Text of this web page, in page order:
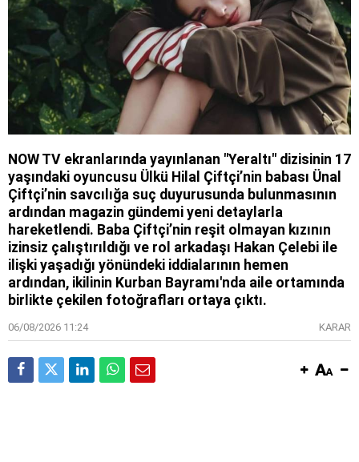
NOW TV ekranlarında yayınlanan "Yeraltı" dizisinin 17
yaşındaki oyuncusu Ülkü Hilal Çiftçi’nin babası Ünal
Çiftçi’nin savcılığa suç duyurusunda bulunmasının
ardından magazin gündemi yeni detaylarla
hareketlendi. Baba Çiftçi’nin reşit olmayan kızının
izinsiz çalıştırıldığı ve rol arkadaşı Hakan Çelebi ile
ilişki yaşadığı yönündeki iddialarının hemen
ardından, ikilinin Kurban Bayramı'nda aile ortamında
birlikte çekilen fotoğrafları ortaya çıktı.
06/08/2026 11:24 KARAR